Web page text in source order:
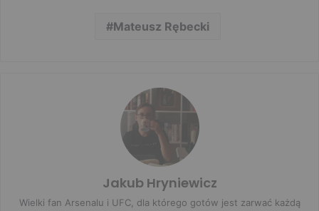
Mateusz Rębecki
Jakub Hryniewicz
Wielki fan Arsenalu i UFC, dla którego gotów jest zarwać każdą